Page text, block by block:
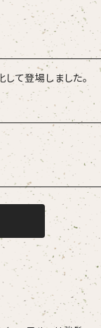
て登場しました。